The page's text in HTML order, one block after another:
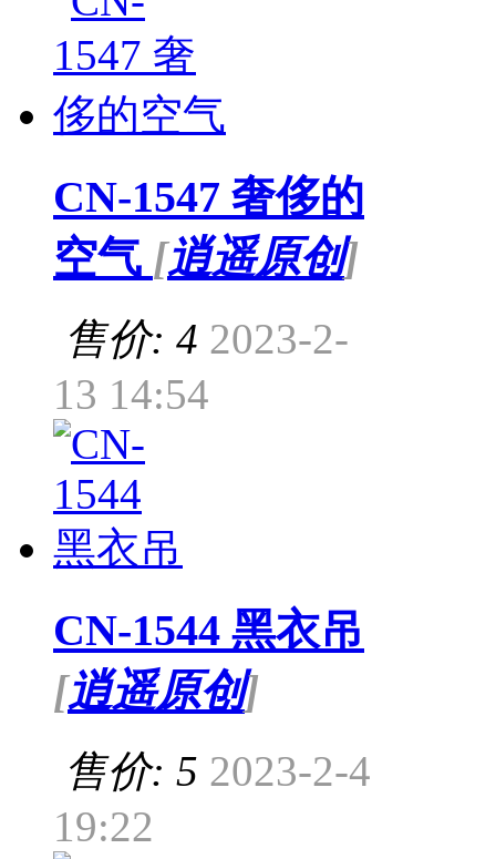
CN-1547 奢侈的
空气 [逍遥原创]
售价: 4 2023-2-
13 14:54
CN-1544 黑衣吊
[逍遥原创]
售价: 5 2023-2-4
19:22